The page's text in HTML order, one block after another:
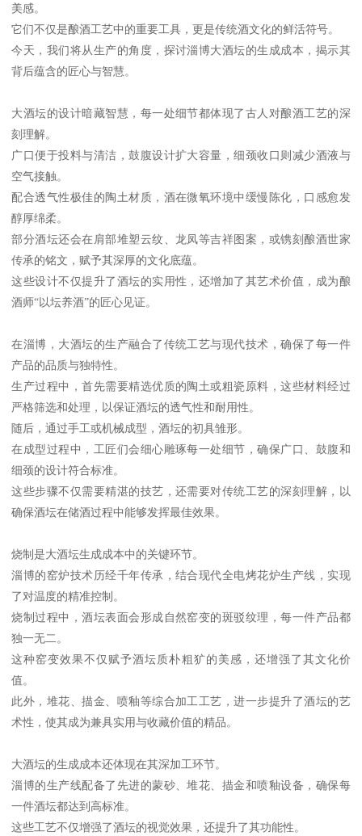
美感。
它们不仅是酿酒工艺中的重要工具，更是传统酒文化的鲜活符号。
今天，我们将从生产的角度，探讨淄博大酒坛的生成成本，揭示其
背后蕴含的匠心与智慧。
大酒坛的设计暗藏智慧，每一处细节都体现了古人对酿酒工艺的深
刻理解。
广口便于投料与清洁，鼓腹设计扩大容量，细颈收口则减少酒液与
空气接触。
配合透气性极佳的陶土材质，酒在微氧环境中缓慢陈化，口感愈发
醇厚绵柔。
部分酒坛还会在肩部堆塑云纹、龙凤等吉祥图案，或镌刻酿酒世家
传承的铭文，赋予其深厚的文化底蕴。
这些设计不仅提升了酒坛的实用性，还增加了其艺术价值，成为酿
酒师“以坛养酒”的匠心见证。
在淄博，大酒坛的生产融合了传统工艺与现代技术，确保了每一件
产品的品质与独特性。
生产过程中，首先需要精选优质的陶土或粗瓷原料，这些材料经过
严格筛选和处理，以保证酒坛的透气性和耐用性。
随后，通过手工或机械成型，酒坛的初具雏形。
在成型过程中，工匠们会细心雕琢每一处细节，确保广口、鼓腹和
细颈的设计符合标准。
这些步骤不仅需要精湛的技艺，还需要对传统工艺的深刻理解，以
确保酒坛在储酒过程中能够发挥最佳效果。
烧制是大酒坛生成成本中的关键环节。
淄博的窑炉技术历经千年传承，结合现代全电烤花炉生产线，实现
了对温度的精准控制。
烧制过程中，酒坛表面会形成自然窑变的斑驳纹理，每一件产品都
独一无二。
这种窑变效果不仅赋予酒坛质朴粗犷的美感，还增强了其文化价
值。
此外，堆花、描金、喷釉等综合加工工艺，进一步提升了酒坛的艺
术性，使其成为兼具实用与收藏价值的精品。
大酒坛的生成成本还体现在其深加工环节。
淄博的生产线配备了先进的蒙砂、堆花、描金和喷釉设备，确保每
一件酒坛都达到高标准。
这些工艺不仅增强了酒坛的视觉效果，还提升了其功能性。